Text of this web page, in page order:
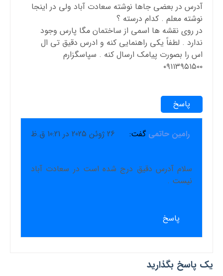
آدرس در بعضی جاها نوشته سعادت آباد ولی در اینجا
نوشته معلم . کدام درسته ؟
در روی نقشه ها اسمی از ساختمان مگا پارس وجود
ندارد . لطفاً یکی راهنمایی کنه و ادرس دقیق تی ال
اس را بصورت پیامک ارسال کنه . سپاسگزارم
۰۹۱۱۳۹۵۱۵۰۰
پاسخ
رامین حاتمی گفت: 26 ژوئن 2025 در 10:21 ق.ظ
سلام آدرس دقیق درج شده است در سعادت آباد
نیست .
پاسخ
یک پاسخ بگذارید